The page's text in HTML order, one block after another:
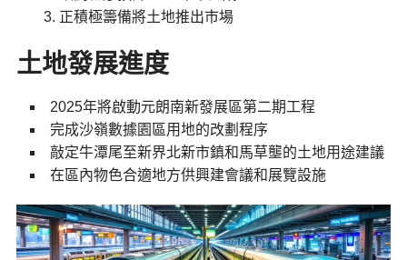
正積極籌備將土地推出市場
土地發展進度
2025年將啟動元朗南新發展區第二期工程
完成沙嶺數據園區用地的改劃程序
敲定牛潭尾至新界北新市鎮和馬草壟的土地用途建議
在區內物色合適地方供興建會議和展覽設施